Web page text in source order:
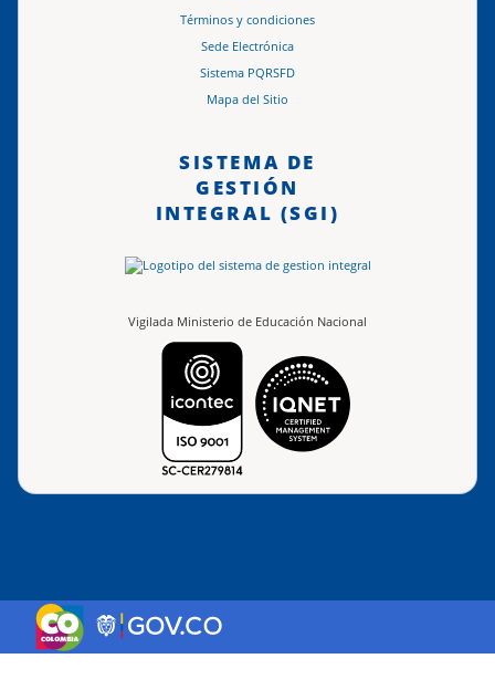
Términos y condiciones
Sede Electrónica
Sistema PQRSFD
Mapa del Sitio
SISTEMA DE
GESTIÓN
INTEGRAL (SGI)
Vigilada Ministerio de Educación Nacional